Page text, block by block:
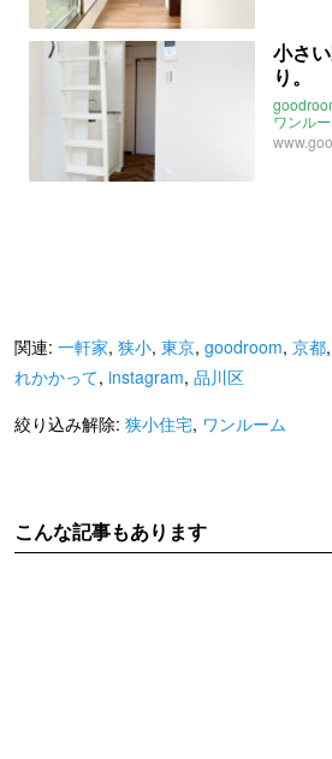
小さ
り。
ワンル
ヘリン
狭小住宅
関連: 一軒家, 狭小, 東京, goodroom, 京都,
れかかって, instagram, 品川区
絞り込み解除: 狭小住宅, ワンルーム
こんな記事もあります